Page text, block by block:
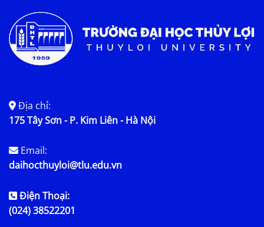
Địa chỉ:
175 Tây Sơn - P. Kim Liên - Hà Nội
Email:
daihocthuyloi@tlu.edu.vn
Điện Thoại:
(024) 38522201